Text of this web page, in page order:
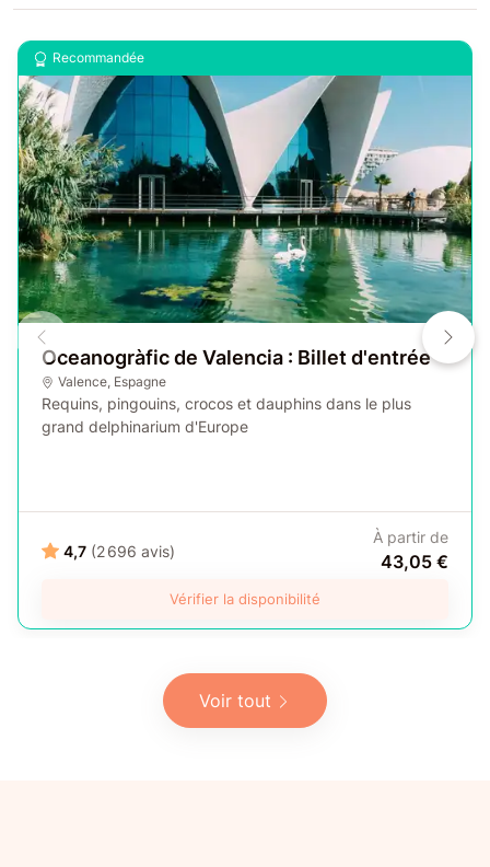
Recommandée
Oceanogràfic de Valencia : Billet d'entrée
Valence, Espagne
Requins, pingouins, crocos et dauphins dans le plus
grand delphinarium d'Europe
4,7 (2 696 avis)
À partir de
43,05 €
Vérifier la disponibilité
Voir tout